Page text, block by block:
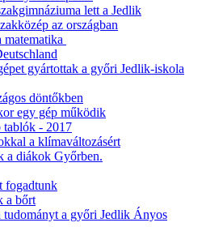
lett a Jedlik
az országban
matematika
gyártottak a győri Jedlik-iskola
döntőkben
egy gép működik
tablók - 2017
a klímaváltozásért
a diákok Győrben.
fogadtunk
a bőrt
tudományt a győri Jedlik Ányos